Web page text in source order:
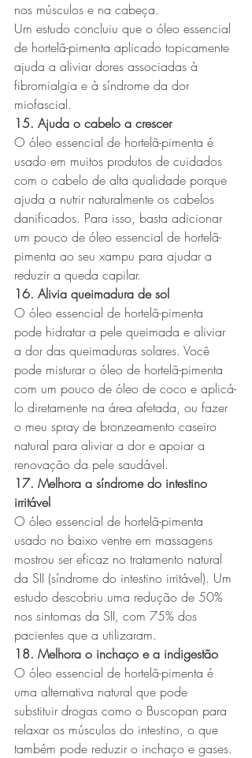
nos músculos e na cabeça.
Um estudo concluiu que o óleo essencial
de hortelã-pimenta aplicado topicamente
ajuda a aliviar dores associadas à
fibromialgia e à síndrome da dor
miofascial.
15. Ajuda o cabelo a crescer
O óleo essencial de hortelã-pimenta é
usado em muitos produtos de cuidados
com o cabelo de alta qualidade porque
ajuda a nutrir naturalmente os cabelos
danificados. Para isso, basta adicionar
um pouco de óleo essencial de hortelã-
pimenta ao seu xampu para ajudar a
reduzir a queda capilar.
16. Alivia queimadura de sol
O óleo essencial de hortelã-pimenta
pode hidratar a pele queimada e aliviar
a dor das queimaduras solares. Você
pode misturar o óleo de hortelã-pimenta
com um pouco de óleo de coco e aplicá-
lo diretamente na área afetada, ou fazer
o meu spray de bronzeamento caseiro
natural para aliviar a dor e apoiar a
renovação da pele saudável.
17. Melhora a síndrome do intestino
irritável
O óleo essencial de hortelã-pimenta
usado no baixo ventre em massagens
mostrou ser eficaz no tratamento natural
da SII (síndrome do intestino irritável). Um
estudo descobriu uma redução de 50%
nos sintomas da SII, com 75% dos
pacientes que a utilizaram.
18. Melhora o inchaço e a indigestão
O óleo essencial de hortelã-pimenta é
uma alternativa natural que pode
substituir drogas como o Buscopan para
relaxar os músculos do intestino, o que
também pode reduzir o inchaço e gases.